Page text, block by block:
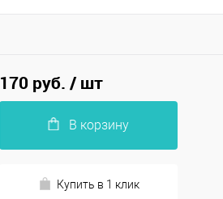
170 руб. / шт
В корзину
Купить в 1 клик